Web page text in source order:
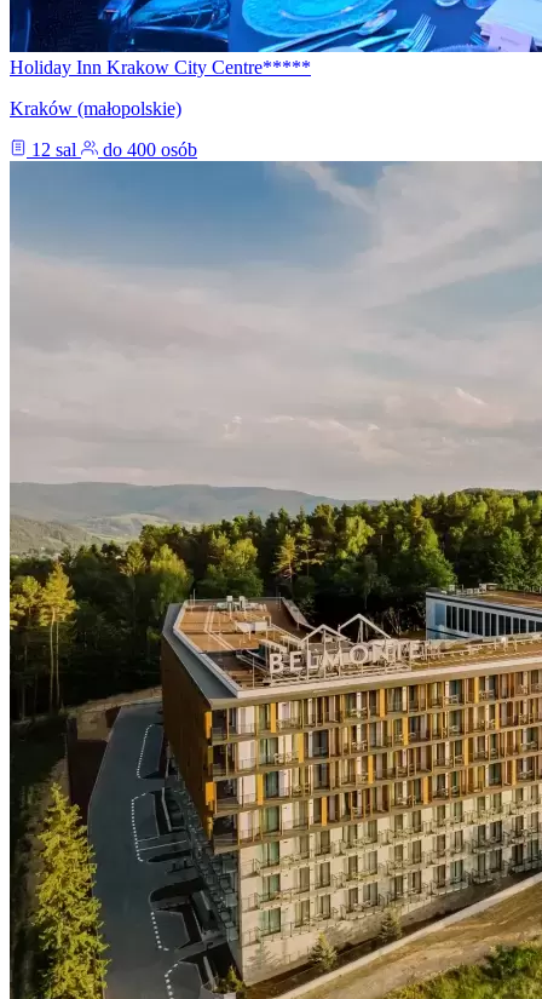
Holiday Inn Krakow City Centre*****
Kraków (małopolskie)
12 sal
do 400 osób